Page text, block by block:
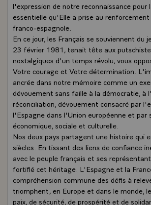
l'expression de notre reconnaissance pour
essentielle qu'Elle a prise au
franco-espagnole.
En ce jour, les Français se souviennent du
23 février 1981, tenait tête aux
nostalgiques d'un temps révolu, vous
Votre courage et Votre détermination.
ancrée dans notre mémoire comme un
dévouement sans faille à la démocratie, à
réconciliation, dévouement consacré par
l'Espagne dans l'Union européenne et par
économique, sociale et culturelle.
Nos deux pays partagent une histoire qui
siècles. En tissant des liens de confiance
avec le peuple français et ses
fortifié cet héritage. L'Espagne et la
compréhension commune des défis à
triomphent, en Europe et dans le monde,
paix, de sécurité, de prospérité et de